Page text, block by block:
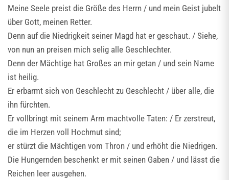
Meine Seele preist die Größe des Herrn / und mein Geist jubelt
über Gott, meinen Retter.
Denn auf die Niedrigkeit seiner Magd hat er geschaut. / Siehe,
von nun an preisen mich selig alle Geschlechter.
Denn der Mächtige hat Großes an mir getan / und sein Name
ist heilig.
Er erbarmt sich von Geschlecht zu Geschlecht / über alle, die
ihn fürchten.
Er vollbringt mit seinem Arm machtvolle Taten: / Er zerstreut,
die im Herzen voll Hochmut sind;
er stürzt die Mächtigen vom Thron / und erhöht die Niedrigen.
Die Hungernden beschenkt er mit seinen Gaben / und lässt die
Reichen leer ausgehen.